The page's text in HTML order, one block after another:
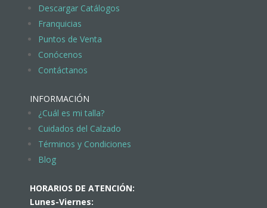
Descargar Catálogos
Franquicias
Puntos de Venta
Conócenos
Contáctanos
INFORMACIÓN
¿Cuál es mi talla?
Cuidados del Calzado
Términos y Condiciones
Blog
HORARIOS DE ATENCIÓN:
Lunes-Viernes: